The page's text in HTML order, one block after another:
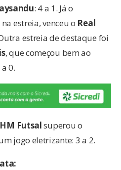
: 4 a 1. Já o
estreia, venceu o Real
estreia de destaque foi
, que começou bem ao
0.
Futsalsuperou o
jogo eletrizante: 3 a 2.